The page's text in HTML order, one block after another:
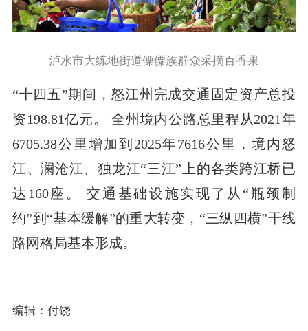
泸水市大练地街道傈僳族群众采摘百香果
“十四五”期间，怒江州完成交通固定资产总投
资198.81亿元。 全州境内公路总里程从2021年
6705.38公里增加到2025年7616公里，境内怒
江、澜沧江、独龙江“三江”上的各类跨江桥已
达160座。 交通基础设施实现了从“瓶颈制
约”到“基本缓解”的重大转变，“三纵四横”干线
路网格局基本形成。
编辑：付饶